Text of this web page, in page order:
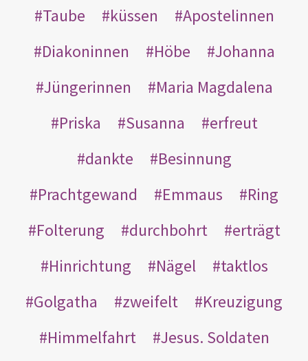
Taube
küssen
Apostelinnen
Diakoninnen
Höbe
Johanna
Jüngerinnen
Maria Magdalena
Priska
Susanna
erfreut
dankte
Besinnung
Prachtgewand
Emmaus
Ring
Folterung
durchbohrt
erträgt
Hinrichtung
Nägel
taktlos
Golgatha
zweifelt
Kreuzigung
Himmelfahrt
Jesus. Soldaten